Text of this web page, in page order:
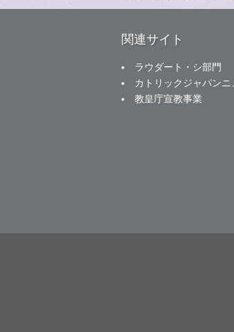
関連サイト
ラウダート・シ部門
カトリックジャパンニ
教皇庁宣教事業